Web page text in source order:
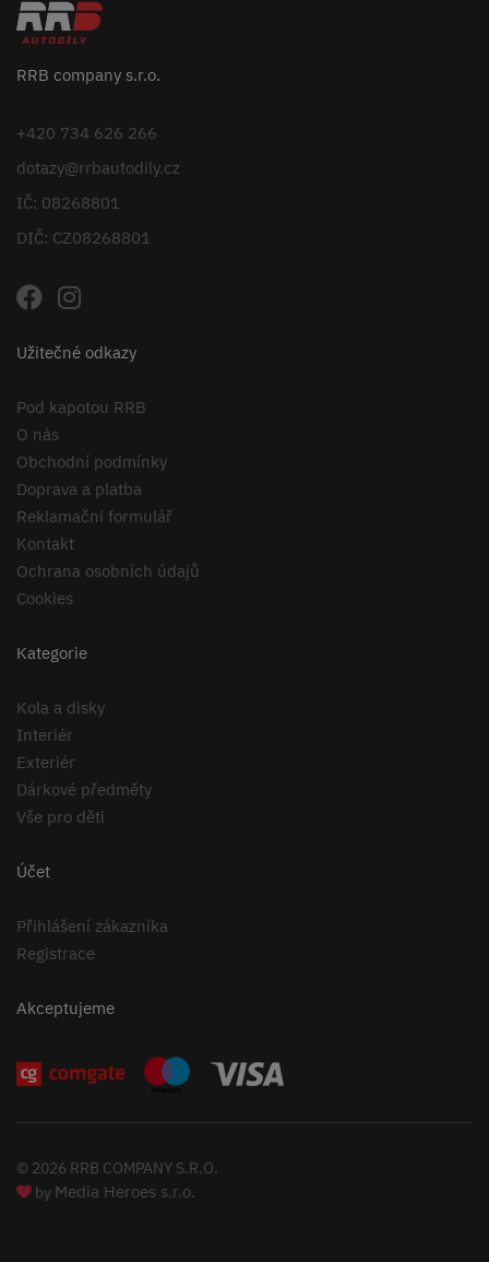
RRB company s.r.o.
+420 734 626 266
dotazy@rrbautodily.cz
IČ: 08268801
DIČ: CZ08268801
Užitečné odkazy
Pod kapotou RRB
O nás
Obchodní podmínky
Doprava a platba
Reklamační formulář
Kontakt
Ochrana osobních údajů
Cookies
Kategorie
Kola a disky
Interiér
Exteriér
Dárkové předměty
Vše pro děti
Účet
Přihlášení zákazníka
Registrace
Akceptujeme
© 2026 RRB COMPANY S.R.O.
by Media Heroes s.r.o.